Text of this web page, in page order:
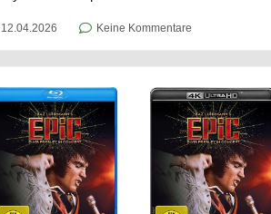
12.04.2026 Keine Kommentare